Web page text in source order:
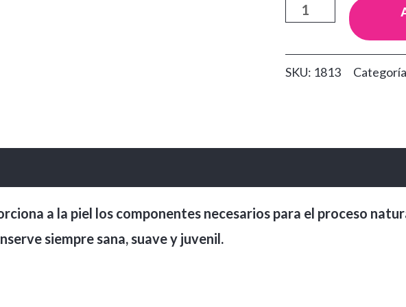
Ácido
Hialurónico
Dolce
SKU: 1813
a la piel los componentes necesarios para el proceso
siempre sana, suave y juvenil.